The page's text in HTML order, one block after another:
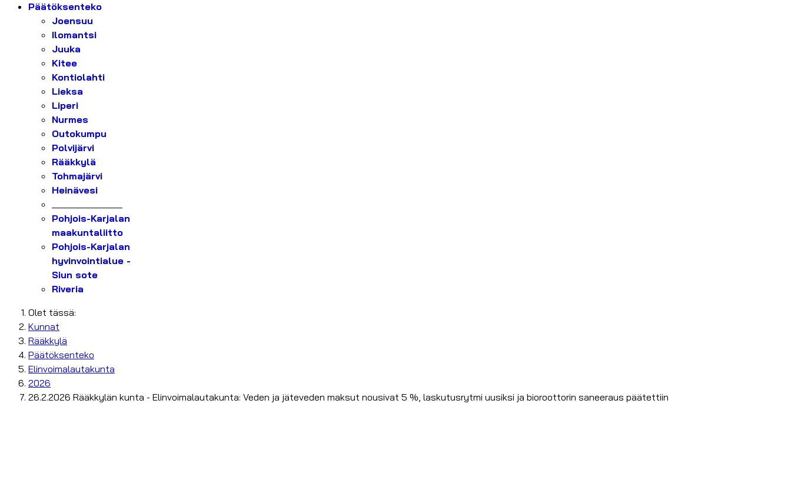
Päätöksenteko
Joensuu
Ilomantsi
Juuka
Kitee
Kontiolahti
Lieksa
Liperi
Nurmes
Outokumpu
Polvijärvi
Rääkkylä
Tohmajärvi
Heinävesi
Pohjois-Karjalan
maakuntaliitto
Pohjois-Karjalan
hyvinvointialue -
Siun sote
Riveria
Olet tässä:
Kunnat
Rääkkylä
Päätöksenteko
Elinvoimalautakunta
2026
26.2.2026 Rääkkylän kunta - Elinvoimalautakunta: Veden ja jäteveden maksut nousivat 5 %, laskutusrytmi uusiksi ja bioroottorin saneeraus päätettiin